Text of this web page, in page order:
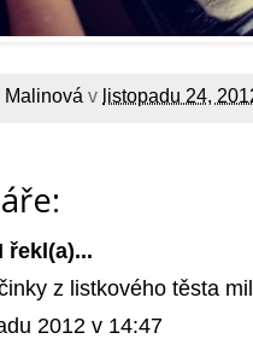
Malinová v listopadu 24,
řekl(a)...
z listkového těsta
2012 v 14:47